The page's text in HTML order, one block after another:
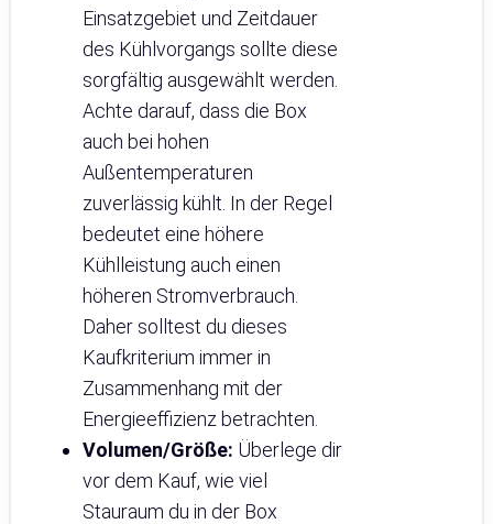
Einsatzgebiet und Zeitdauer
des Kühlvorgangs sollte diese
sorgfältig ausgewählt werden.
Achte darauf, dass die Box
auch bei hohen
Außentemperaturen
zuverlässig kühlt. In der Regel
bedeutet eine höhere
Kühlleistung auch einen
höheren Stromverbrauch.
Daher solltest du dieses
Kaufkriterium immer in
Zusammenhang mit der
Energieeffizienz betrachten.
Volumen/Größe: Überlege dir
vor dem Kauf, wie viel
Stauraum du in der Box